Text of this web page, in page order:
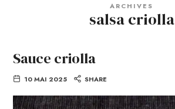
ARCHIVES
salsa criolla
Sauce criolla
10 MAI 2025 SHARE